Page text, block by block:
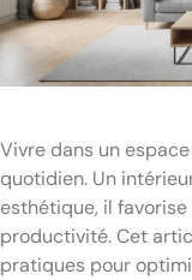
Vivre dans un
quotidien. Un
esthétique, il
productivité. Cet
pratiques pour